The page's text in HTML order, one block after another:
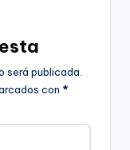
será publicada.
con *